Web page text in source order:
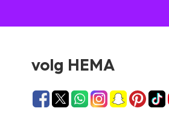
volg HEMA